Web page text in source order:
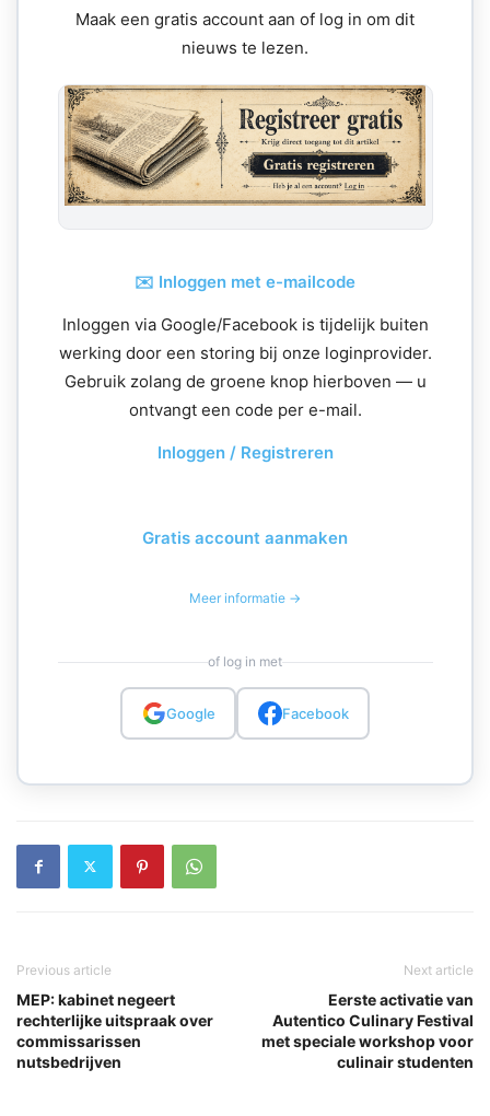
Maak een gratis account aan of log in om dit
nieuws te lezen.
✉️ Inloggen met e-mailcode
Inloggen via Google/Facebook is tijdelijk buiten
werking door een storing bij onze loginprovider.
Gebruik zolang de groene knop hierboven — u
ontvangt een code per e-mail.
Inloggen / Registreren
Gratis account aanmaken
Meer informatie →
of log in met
Google Facebook
Previous article
MEP: kabinet negeert
rechterlijke uitspraak over
commissarissen
nutsbedrijven
Next article
Eerste activatie van
Autentico Culinary Festival
met speciale workshop voor
culinair studenten